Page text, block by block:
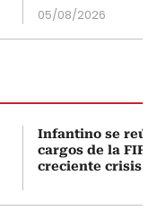
05/08/2026
Infantino se
cargos de la
creciente crisis